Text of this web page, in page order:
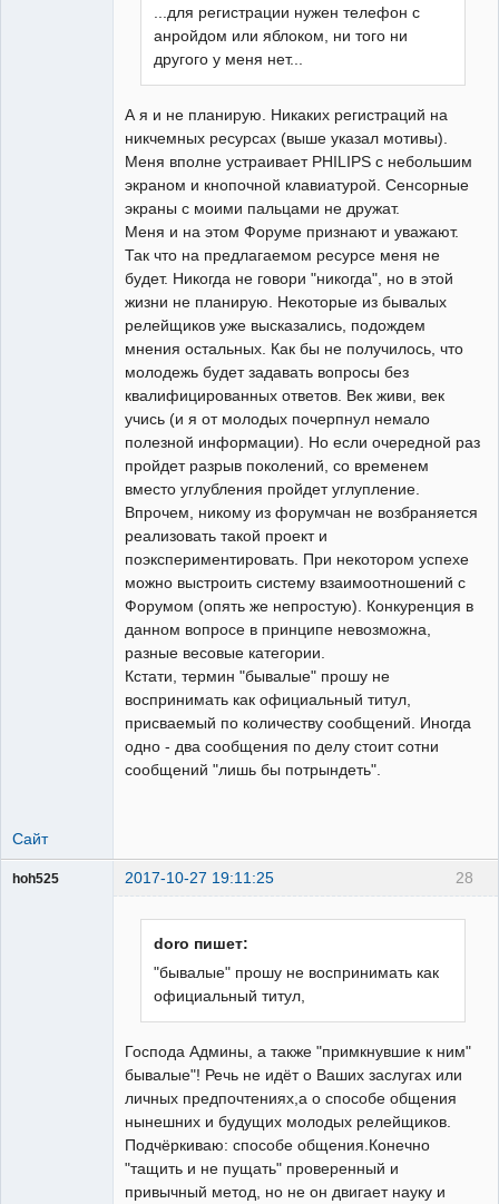
...для регистрации нужен телефон с
анройдом или яблоком, ни того ни
другого у меня нет...
А я и не планирую. Никаких регистраций на
никчемных ресурсах (выше указал мотивы).
Меня вполне устраивает PHILIPS с небольшим
экраном и кнопочной клавиатурой. Сенсорные
экраны с моими пальцами не дружат.
Меня и на этом Форуме признают и уважают.
Так что на предлагаемом ресурсе меня не
будет. Никогда не говори "никогда", но в этой
жизни не планирую. Некоторые из бывалых
релейщиков уже высказались, подождем
мнения остальных. Как бы не получилось, что
молодежь будет задавать вопросы без
квалифицированных ответов. Век живи, век
учись (и я от молодых почерпнул немало
полезной информации). Но если очередной раз
пройдет разрыв поколений, со временем
вместо углубления пройдет углупление.
Впрочем, никому из форумчан не возбраняется
реализовать такой проект и
поэкспериментировать. При некотором успехе
можно выстроить систему взаимоотношений с
Форумом (опять же непростую). Конкуренция в
данном вопросе в принципе невозможна,
разные весовые категории.
Кстати, термин "бывалые" прошу не
воспринимать как официальный титул,
присваемый по количеству сообщений. Иногда
одно - два сообщения по делу стоит сотни
сообщений "лишь бы потрындеть".
Сайт
28
hoh525 2017-10-27 19:11:25
doro пишет:
"бывалые" прошу не воспринимать как
официальный титул,
Господа Админы, а также "примкнувшие к ним"
бывалые"! Речь не идёт о Ваших заслугах или
личных предпочтениях,а о способе общения
нынешних и будущих молодых релейщиков.
Подчёркиваю: способе общения.Конечно
"тащить и не пущать" проверенный и
привычный метод, но не он двигает науку и